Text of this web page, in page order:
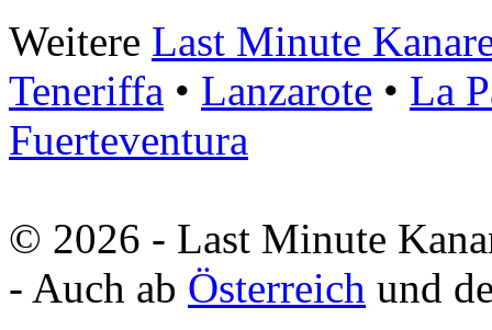
Weitere Last Minute
Teneriffa • Lanzarote • La
Fuerteventura
© 2026 - Last Minute
- Auch ab Österreich und